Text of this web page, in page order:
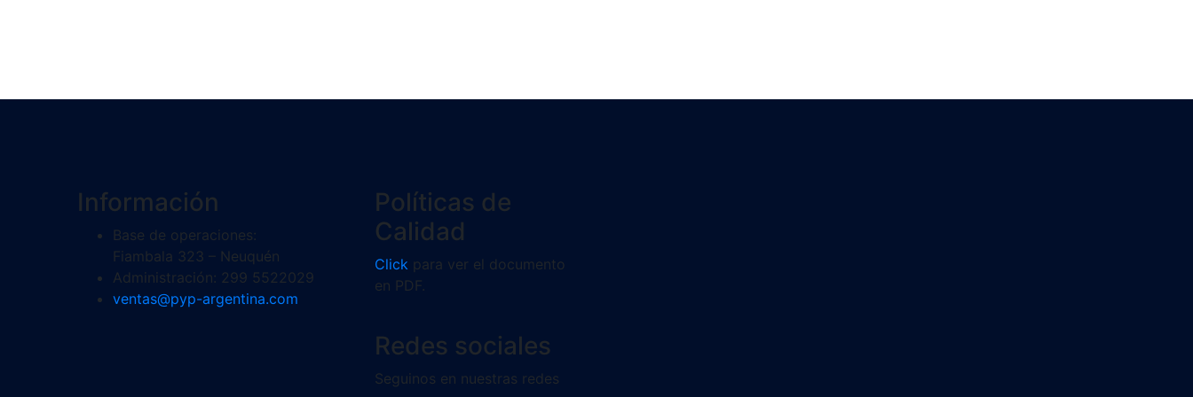
Información
Base de operaciones:
Fiambala 323 – Neuquén
Administración: 299 5522029
ventas@pyp-argentina.com
Políticas de
Calidad
Click para ver el documento
en PDF.
Redes sociales
Seguinos en nuestras redes